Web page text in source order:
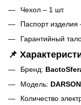
Чехол – 1 шт.
Паспорт изделия
Гарантийный
📌
Бренд:
Модель:
Количество